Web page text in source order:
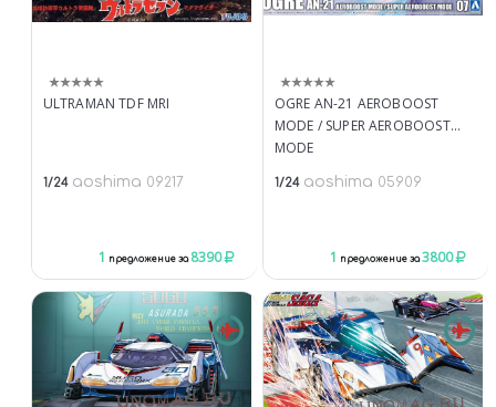
ULTRAMAN TDF MRI
1/24 aoshima 09217
1 предложение за 8390
OGRE AN-21 AEROBOOST
MODE / SUPER AEROBOOST
MODE
1/24 aoshima 05909
1 предложение за3800